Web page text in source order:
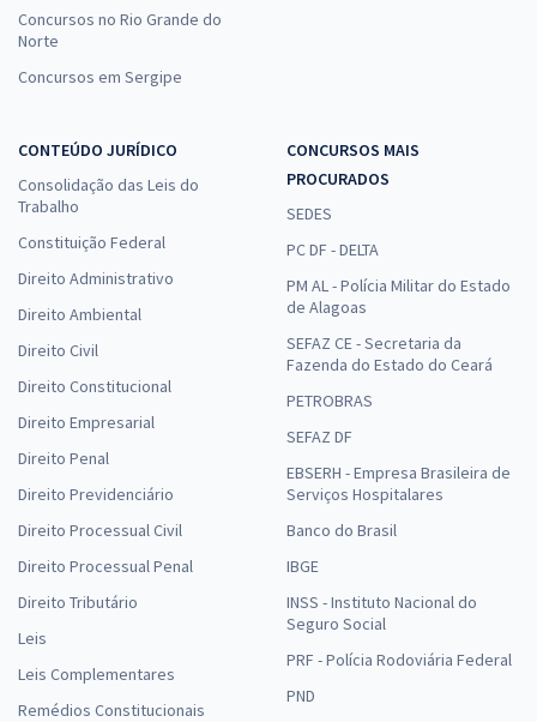
Concursos no Rio Grande do
Norte
Concursos em Sergipe
CONTEÚDO JURÍDICO
Consolidação das Leis do
Trabalho
Constituição Federal
Direito Administrativo
Direito Ambiental
Direito Civil
Direito Constitucional
Direito Empresarial
Direito Penal
Direito Previdenciário
Direito Processual Civil
Direito Processual Penal
Direito Tributário
Leis
Leis Complementares
Remédios Constitucionais
CONCURSOS MAIS
PROCURADOS
SEDES
PC DF - DELTA
PM AL - Polícia Militar do Estado
de Alagoas
SEFAZ CE - Secretaria da
Fazenda do Estado do Ceará
PETROBRAS
SEFAZ DF
EBSERH - Empresa Brasileira de
Serviços Hospitalares
Banco do Brasil
IBGE
INSS - Instituto Nacional do
Seguro Social
PRF - Polícia Rodoviária Federal
PND